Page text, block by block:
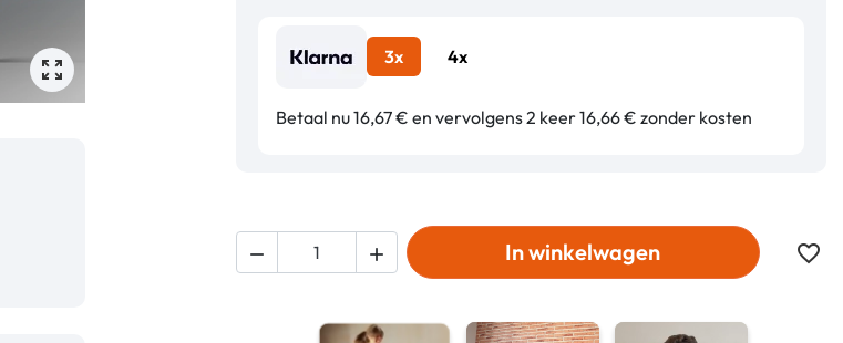
3x 4x
Betaal nu 16,67 € en vervolgens 2 keer 16,66 € zonder kosten
  In winkelwagen favorite_border